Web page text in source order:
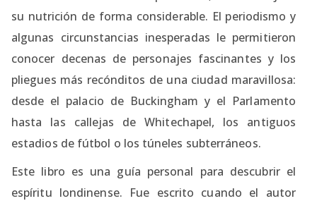
su nutrición de forma considerable. El periodismo y
algunas circunstancias inesperadas le permitieron
conocer decenas de personajes fascinantes y los
pliegues más recónditos de una ciudad maravillosa:
desde el palacio de Buckingham y el Parlamento
hasta las callejas de Whitechapel, los antiguos
estadios de fútbol o los túneles subterráneos.
Este libro es una guía personal para descubrir el
espíritu londinense. Fue escrito cuando el autor